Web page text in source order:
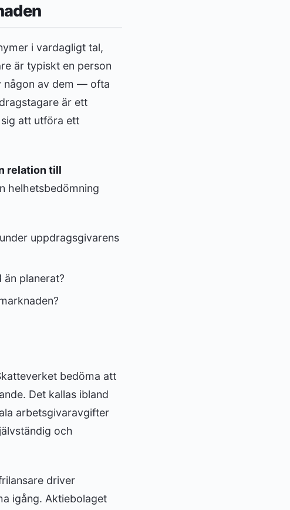
i vardagligt tal,
är typiskt en person
någon av dem — ofta
är ett
att utföra ett
relation till
helhetsbedömning
uppdragsgivarens
planerat?
bedöma att
Det kallas ibland
arbetsgivaravgifter
och
driver
igång. Aktiebolaget